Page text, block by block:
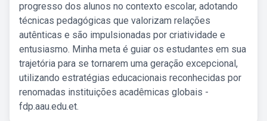
progresso dos alunos no contexto escolar, adotando
técnicas pedagógicas que valorizam relações
autênticas e são impulsionadas por criatividade e
entusiasmo. Minha meta é guiar os estudantes em sua
trajetória para se tornarem uma geração excepcional,
utilizando estratégias educacionais reconhecidas por
renomadas instituições acadêmicas globais -
fdp.aau.edu.et.